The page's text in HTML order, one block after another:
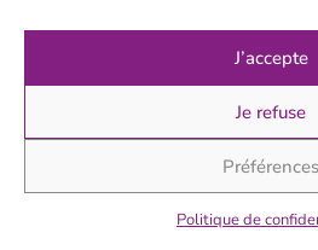
J’accepte
Je refuse
Préférences
Politique de
Ou peut-être cherches-tu à
voir la magie dans un quotidien
« La vie est un
Si tu choisis
Tu es une passionnée.